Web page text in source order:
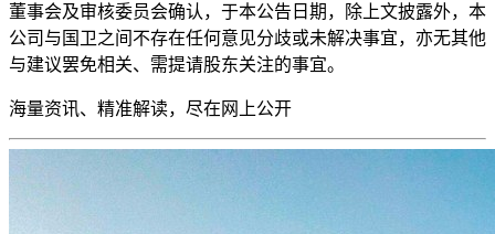
董事会及审核委员会确认，于本公告日期，除上文披露外，本
公司与国卫之间不存在任何意见分歧或未解决事宜，亦无其他
与建议罢免相关、需提请股东关注的事宜。
海量资讯、精准解读，尽在 网上公开